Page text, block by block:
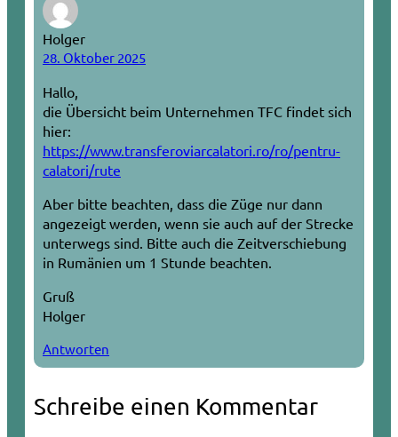
Holger
28. Oktober 2025
Hallo,
die Übersicht beim Unternehmen TFC findet sich
hier:
https://www.transferoviarcalatori.ro/ro/pentru-
calatori/rute
Aber bitte beachten, dass die Züge nur dann
angezeigt werden, wenn sie auch auf der Strecke
unterwegs sind. Bitte auch die Zeitverschiebung
in Rumänien um 1 Stunde beachten.
Gruß
Holger
Antworten
Schreibe einen Kommentar